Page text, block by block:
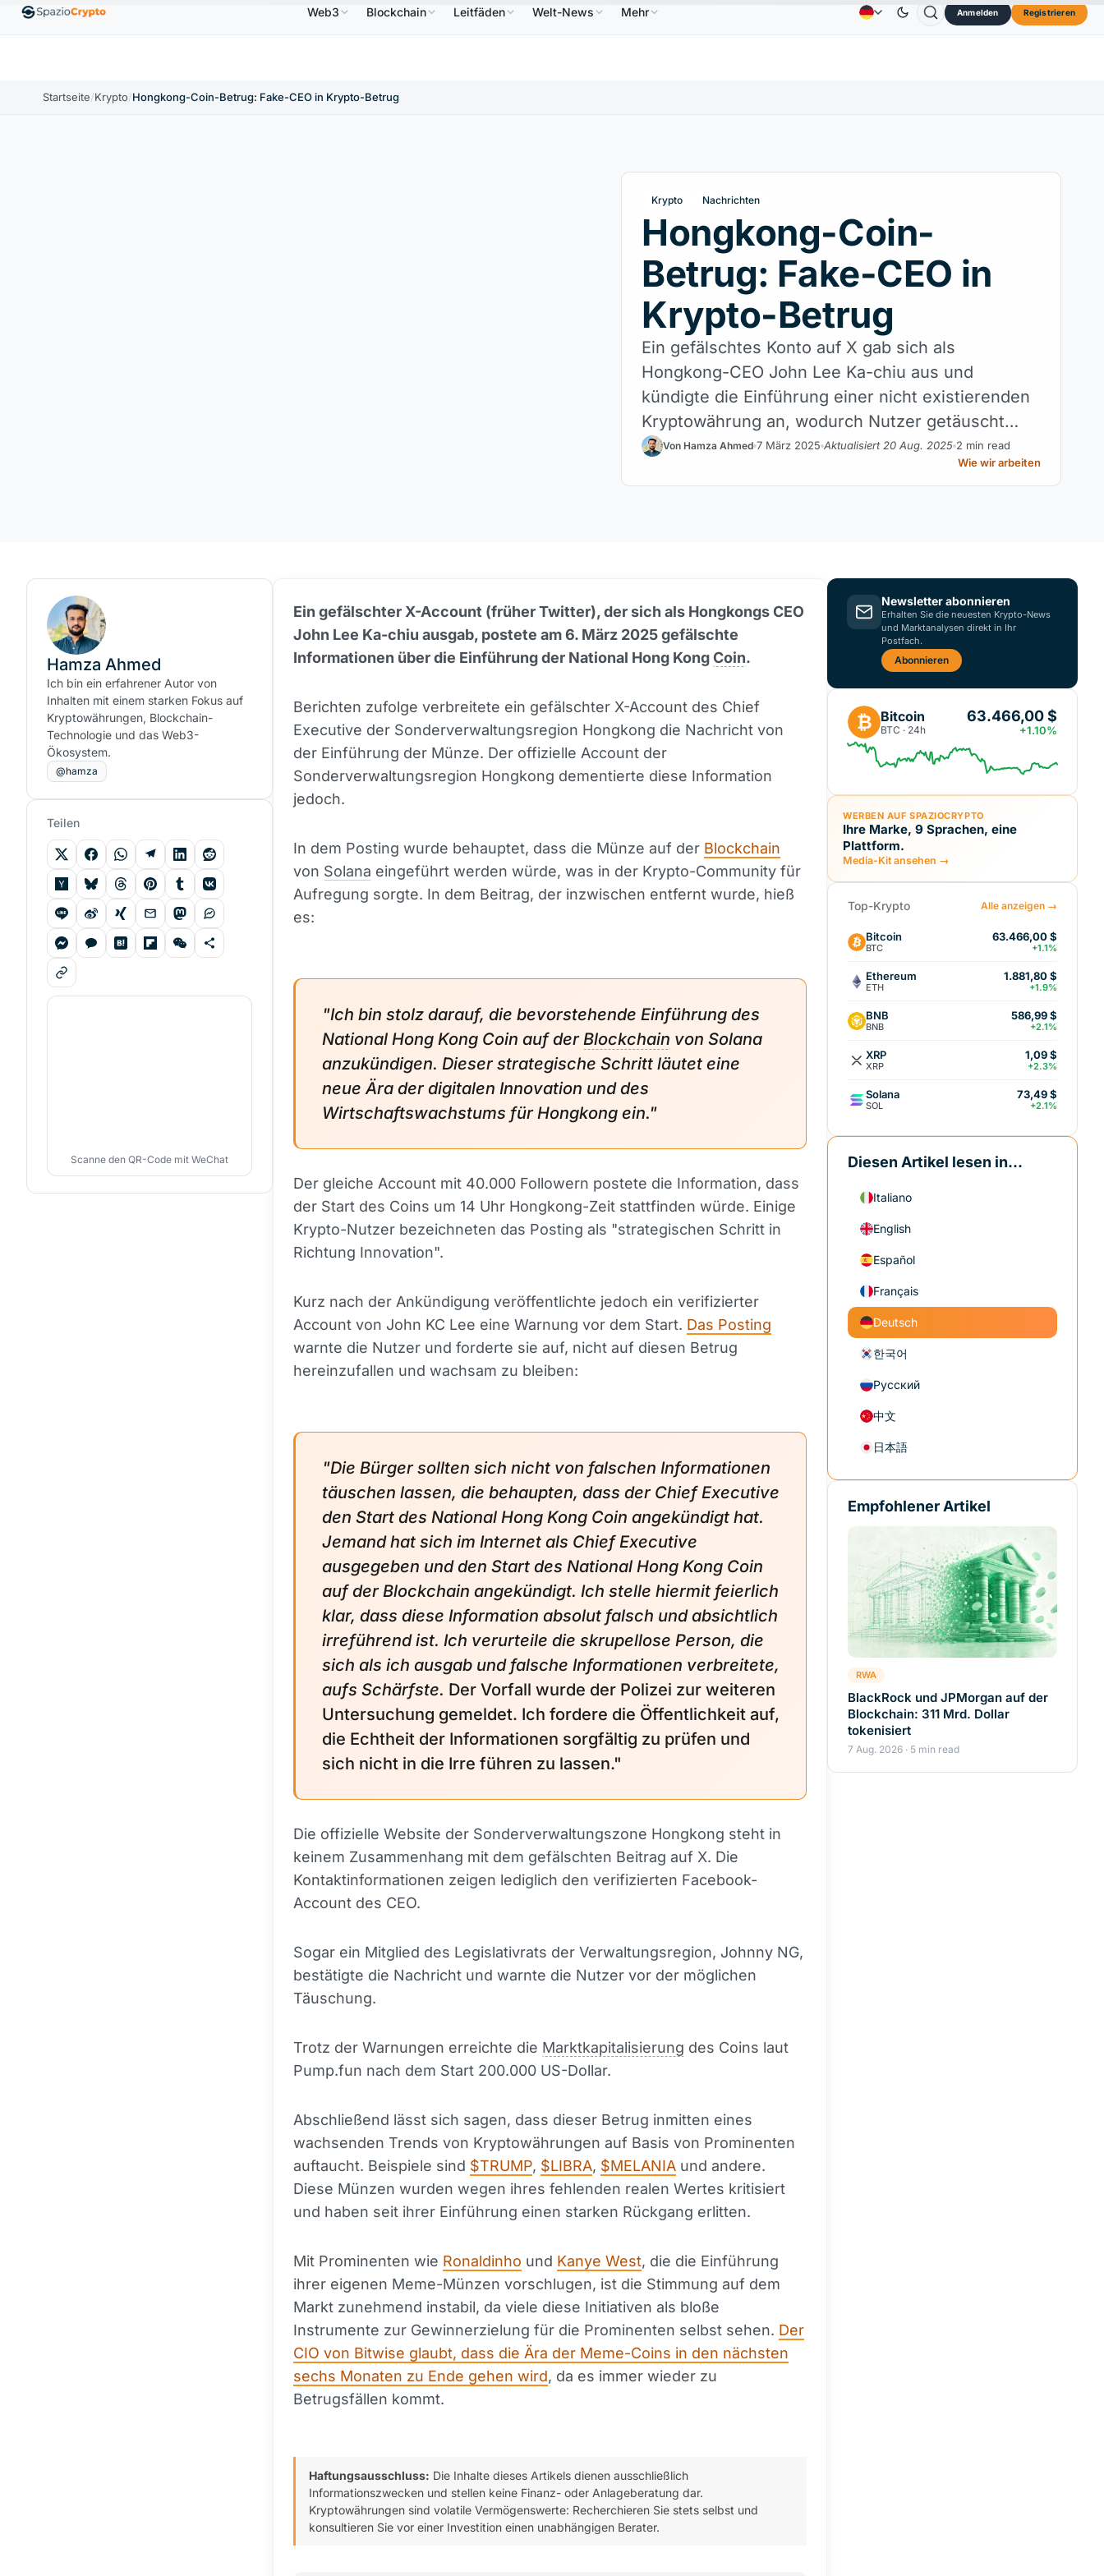
↑1.10% EthereumETH1.880,58 $ ↑0.00% BNB 586,64 $↑2.10% USDCUSDC0,9995 $↑0.00% XRP XRP1,09 $ ↑2.30% TRX0,3264 $↓0.30% DogecoinDOGE 0,0707 $↑2.40%
AnzeigeKontakt Über
Web3 Blockchain Leitfäden Welt-News Mehr Anmelden Registrieren
Startseite/Krypto/Hongkong-Coin-Betrug: Fake-CEO in Krypto-Betrug
Krypto Nachrichten
Hongkong-Coin-
Betrug: Fake-CEO in
Krypto-Betrug
Ein gefälschtes Konto auf X gab sich als
Hongkong-CEO John Lee Ka-chiu aus und
kündigte die Einführung einer nicht existierenden
Kryptowährung an, wodurch Nutzer getäuscht
wurden und finanzielle Verluste erlitten.
Von Hamza Ahmed 7 März 2025 Aktualisiert 20 Aug. 2025 2 min read
Wie wir arbeiten
Ein gefälschter X-Account (früher Twitter), der sich als Hongkongs CEO
John Lee Ka-chiu ausgab, postete am 6. März 2025 gefälschte
Informationen über die Einführung der National Hong KongCoin.
Berichten zufolge verbreitete ein gefälschter X-Account des Chief
Executive der Sonderverwaltungsregion Hongkong die Nachricht von
der Einführung der Münze. Der offizielle Account der
Sonderverwaltungsregion Hongkong dementierte diese Information
jedoch.
In dem Posting wurde behauptet, dass die Münze auf der Blockchain
von Solana eingeführt werden würde, was in der Krypto-Community für
Aufregung sorgte. In dem Beitrag, der inzwischen entfernt wurde, hieß
es:
"Ich bin stolz darauf, die bevorstehende Einführung des
National Hong Kong Coin auf derBlockchain von Solana
anzukündigen. Dieser strategische Schritt läutet eine
neue Ära der digitalen Innovation und des
Wirtschaftswachstums für Hongkong ein."
Der gleiche Account mit 40.000 Followern postete die Information, dass
der Start des Coins um 14 Uhr Hongkong-Zeit stattfinden würde. Einige
Krypto-Nutzer bezeichneten das Posting als "strategischen Schritt in
Richtung Innovation".
Kurz nach der Ankündigung veröffentlichte jedoch ein verifizierter
Account von John KC Lee eine Warnung vor dem Start. Das Posting
warnte die Nutzer und forderte sie auf, nicht auf diesen Betrug
hereinzufallen und wachsam zu bleiben:
"Die Bürger sollten sich nicht von falschen Informationen
täuschen lassen, die behaupten, dass der Chief Executive
den Start des National Hong Kong Coin angekündigt hat.
Jemand hat sich im Internet als Chief Executive
ausgegeben und den Start des National Hong Kong Coin
auf der Blockchain angekündigt. Ich stelle hiermit feierlich
klar, dass diese Information absolut falsch und absichtlich
irreführend ist. Ich verurteile die skrupellose Person, die
sich als ich ausgab und falsche Informationen verbreitete,
aufs Schärfste. Der Vorfall wurde der Polizei zur weiteren
Untersuchung gemeldet. Ich fordere die Öffentlichkeit auf,
die Echtheit der Informationen sorgfältig zu prüfen und
sich nicht in die Irre führen zu lassen."
Die offizielle Website der Sonderverwaltungszone Hongkong steht in
keinem Zusammenhang mit dem gefälschten Beitrag auf X. Die
Kontaktinformationen zeigen lediglich den verifizierten Facebook-
Account des CEO.
Sogar ein Mitglied des Legislativrats der Verwaltungsregion, Johnny NG,
bestätigte die Nachricht und warnte die Nutzer vor der möglichen
Täuschung.
Trotz der Warnungen erreichte die Marktkapitalisierung des Coins laut
Pump.fun nach dem Start 200.000 US-Dollar.
Abschließend lässt sich sagen, dass dieser Betrug inmitten eines
wachsenden Trends von Kryptowährungen auf Basis von Prominenten
auftaucht. Beispiele sind $TRUMP, $LIBRA, $MELANIA und andere.
Diese Münzen wurden wegen ihres fehlenden realen Wertes kritisiert
und haben seit ihrer Einführung einen starken Rückgang erlitten.
Mit Prominenten wie Ronaldinho und Kanye West, die die Einführung
ihrer eigenen Meme-Münzen vorschlugen, ist die Stimmung auf dem
Markt zunehmend instabil, da viele diese Initiativen als bloße
Instrumente zur Gewinnerzielung für die Prominenten selbst sehen. Der
CIO von Bitwise glaubt, dass die Ära der Meme-Coins in den nächsten
sechs Monaten zu Ende gehen wird, da es immer wieder zu
Betrugsfällen kommt.
Haftungsausschluss: Die Inhalte dieses Artikels dienen ausschließlich
Informationszwecken und stellen keine Finanz- oder Anlageberatung dar.
Kryptowährungen sind volatile Vermögenswerte: Recherchieren Sie stets selbst und
konsultieren Sie vor einer Investition einen unabhängigen Berater.
Hamza Ahmed
Ich bin ein erfahrener Autor von
Inhalten mit einem starken Fokus auf
Kryptowährungen, Blockchain-
Technologie und das Web3-
Ökosystem.
@hamza
Teilen
Scanne den QR-Code mit WeChat
Newsletter abonnieren
Erhalten Sie die neuesten Krypto-News
und Marktanalysen direkt in Ihr
Postfach.
Abonnieren
₿ Bitcoin
BTC · 24h
63.466,00 $
+1.10%
WERBEN AUF SPAZIOCRYPTO
Ihre Marke, 9 Sprachen, eine
Plattform.
Media-Kit ansehen →
Top-Krypto Alle anzeigen →
Bitcoin
BTC
63.466,00 $
+1.1%
Ethereum
ETH
1.881,80 $
+1.9%
BNB
BNB
586,99 $
+2.1%
XRP
XRP
1,09 $
+2.3%
Solana
SOL
73,49 $
+2.1%
Diesen Artikel lesen in...
Italiano
English
Español
Français
Deutsch
한국어
Русский
中文
日本語
Empfohlener Artikel
RWA
BlackRock und JPMorgan auf der
Blockchain: 311 Mrd. Dollar
tokenisiert
7 Aug. 2026 · 5 min read